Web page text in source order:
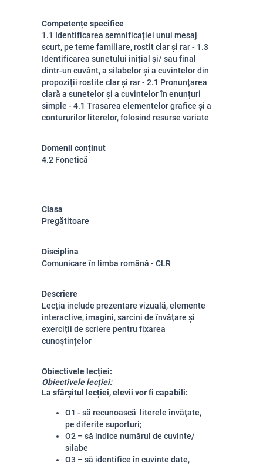
Competențe specifice
1.1 Identificarea semnificației unui mesaj
scurt, pe teme familiare, rostit clar și rar - 1.3
Identificarea sunetului inițial și/ sau final
dintr-un cuvânt, a silabelor și a cuvintelor din
propoziții rostite clar și rar - 2.1 Pronunțarea
clară a sunetelor și a cuvintelor în enunțuri
simple - 4.1 Trasarea elementelor grafice și a
contururilor literelor, folosind resurse variate
Domenii conținut
4.2 Fonetică
Clasa
Pregătitoare
Disciplina
Comunicare în limba română - CLR
Descriere
Lecția include prezentare vizuală, elemente
interactive, imagini, sarcini de învățare și
exerciții de scriere pentru fixarea
cunoștințelor
Obiectivele lecției:
Obiectivele lecției:
La sfârșitul lecției, elevii vor fi capabili:
O1 - să recunoască literele învăţate,
pe diferite suporturi;
O2 – să indice numărul de cuvinte/
silabe
O3 – să identifice în cuvinte date,